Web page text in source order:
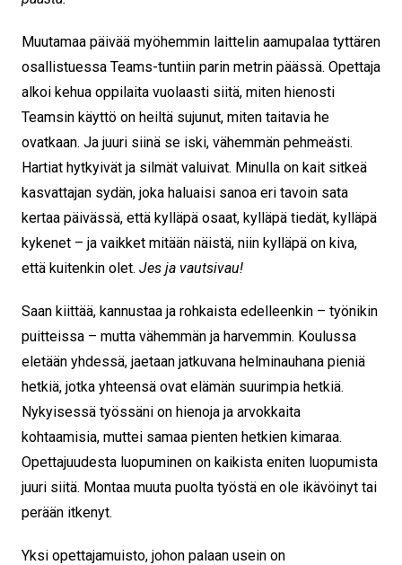
Muutamaa päivää myöhemmin laittelin aamupalaa tyttären
osallistuessa Teams-tuntiin parin metrin päässä. Opettaja
alkoi kehua oppilaita vuolaasti siitä, miten hienosti
Teamsin käyttö on heiltä sujunut, miten taitavia he
ovatkaan. Ja juuri siinä se iski, vähemmän pehmeästi.
Hartiat hytkyivät ja silmät valuivat. Minulla on kait sitkeä
kasvattajan sydän, joka haluaisi sanoa eri tavoin sata
kertaa päivässä, että kylläpä osaat, kylläpä tiedät, kylläpä
kykenet – ja vaikket mitään näistä, niin kylläpä on kiva,
että kuitenkin olet. Jes ja vautsivau!
Saan kiittää, kannustaa ja rohkaista edelleenkin – työnikin
puitteissa – mutta vähemmän ja harvemmin. Koulussa
eletään yhdessä, jaetaan jatkuvana helminauhana pieniä
hetkiä, jotka yhteensä ovat elämän suurimpia hetkiä.
Nykyisessä työssäni on hienoja ja arvokkaita
kohtaamisia, muttei samaa pienten hetkien kimaraa.
Opettajuudesta luopuminen on kaikista eniten luopumista
juuri siitä. Montaa muuta puolta työstä en ole ikävöinyt tai
perään itkenyt.
Yksi opettajamuisto, johon palaan usein on